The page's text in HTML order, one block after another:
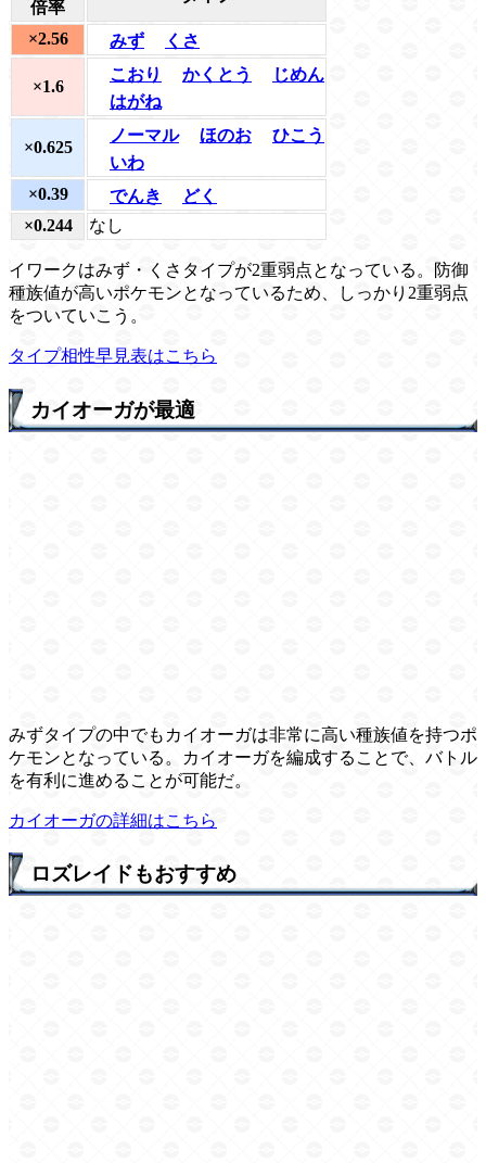
倍率
×2.56 みず くさ
×1.6
こおり かくとう
じめん
はがね
×0.625
ノーマル ほのお
ひこう
いわ
×0.39
でんき
どく
×0.244
なし
イワークはみず・くさタイプが2重弱点となっている。防御
種族値が高いポケモンとなっているため、しっかり2重弱点
をついていこう。
タイプ相性早見表はこちら
カイオーガが最適
みずタイプの中でもカイオーガは非常に高い種族値を持つポ
ケモンとなっている。カイオーガを編成することで、バトル
を有利に進めることが可能だ。
カイオーガの詳細はこちら
ロズレイドもおすすめ